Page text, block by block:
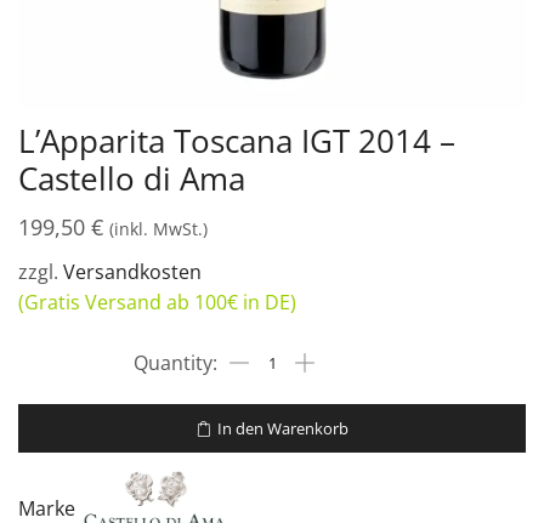
L’Apparita Toscana IGT 2014 –
Castello di Ama
199,50 € (inkl. MwSt.)
zzgl. Versandkosten
(Gratis Versand ab 100€ in DE)
In den Warenkorb
Marke